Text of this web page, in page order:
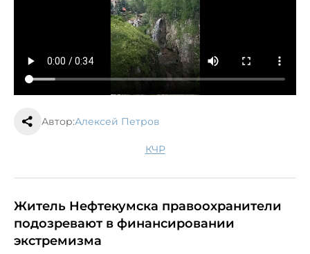
Автор:Алексей Петров
КЧР
Житель Нефтекумска правоохранители
подозревают в финансировании
экстремизма